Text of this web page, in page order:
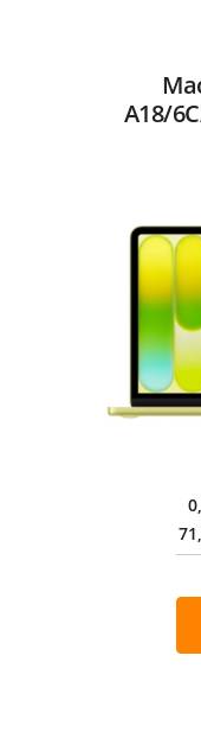
A18/